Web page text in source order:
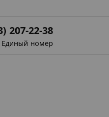
207-22-38
Единый номер